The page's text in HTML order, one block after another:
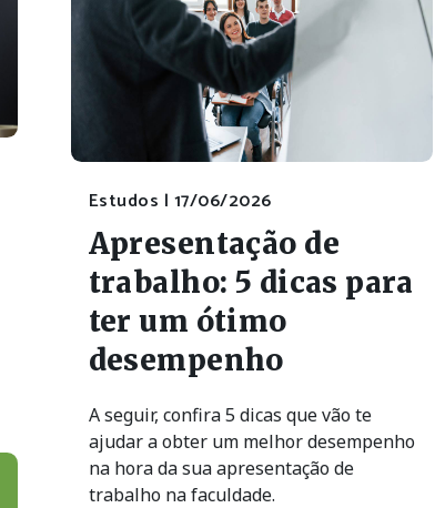
Estudos | 17/06/2026
Apresentação de
trabalho: 5 dicas para
ter um ótimo
desempenho
A seguir, confira 5 dicas que vão te
ajudar a obter um melhor desempenho
na hora da sua apresentação de
trabalho na faculdade.